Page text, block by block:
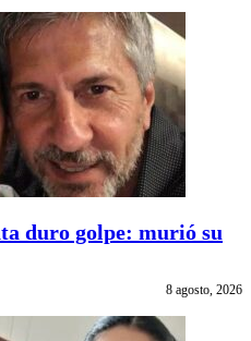
duro golpe: murió su
8 agosto, 2026